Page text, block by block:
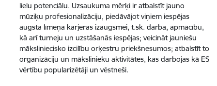
lielu potenciālu. Uzsaukuma mērķi ir atbalstīt jauno
mūziķu profesionalizāciju, piedāvājot viņiem iespējas
augsta līmeņa karjeras izaugsmei, t.sk. darba, apmācību,
kā arī turneju un uzstāšanās iespējas; veicināt jauniešu
māksliniecisko izcilību orķestru priekšnesumos; atbalstīt to
organizāciju un mākslinieku aktivitātes, kas darbojas kā ES
vērtību popularizētāji un vēstneši.